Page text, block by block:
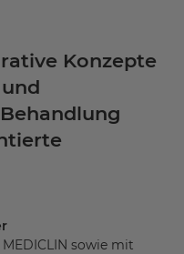
Konzepte
sowie mit